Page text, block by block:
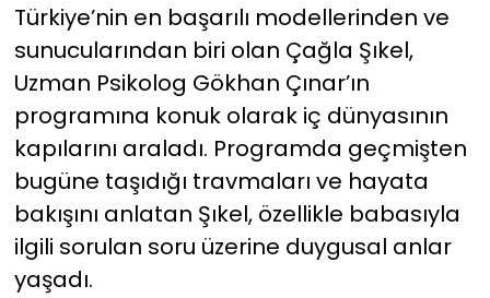
Türkiye’nin en başarılı modellerinden ve
sunucularından biri olan Çağla Şıkel,
Uzman Psikolog Gökhan Çınar’ın
programına konuk olarak iç dünyasının
kapılarını araladı. Programda geçmişten
bugüne taşıdığı travmaları ve hayata
bakışını anlatan Şıkel, özellikle babasıyla
ilgili sorulan soru üzerine duygusal anlar
yaşadı.
YEREL POLİTİKA
YEREL YÖNETİMLER
Yurt